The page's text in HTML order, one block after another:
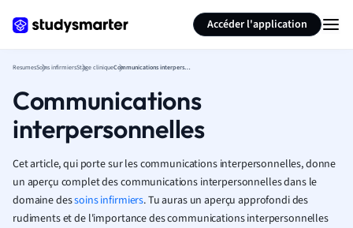
Accéder l'application
ResumesSoins infirmiersStage clinique Communications interpersonnelles
Communications
interpersonnelles
Cet article, qui porte sur les communications interpersonnelles, donne
un aperçu complet des communications interpersonnelles dans le
domaine dessoins infirmiers. Tu auras un aperçu approfondi des
rudiments et de l'importance des communications interpersonnelles
Résumer la page